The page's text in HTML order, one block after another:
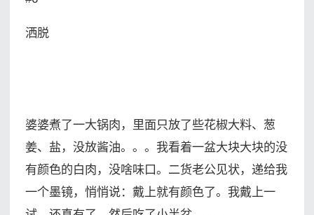
洒脱
婆婆煮了一大锅肉，里面只放了些花椒大料、葱
姜、盐，没放酱油。。。我看着一盆大块大块的没
有颜色的白肉，没啥味口。二货老公见状，递给我
一个墨镜，悄悄说：戴上就有颜色了。我戴上一